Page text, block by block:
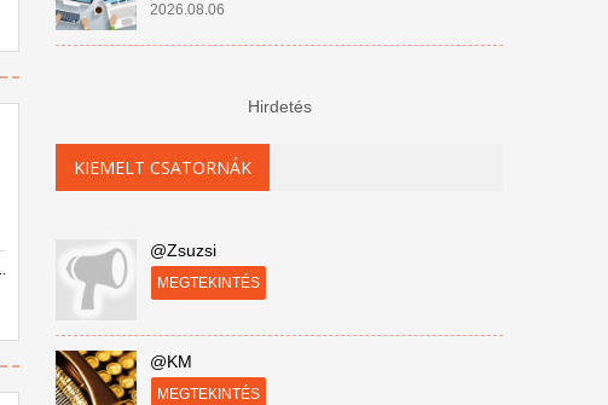
2026.08.06
Hirdetés
KIEMELT CSATORNÁK
@Zsuzsi
MEGTEKINTÉS
@KM
MEGTEKINTÉS